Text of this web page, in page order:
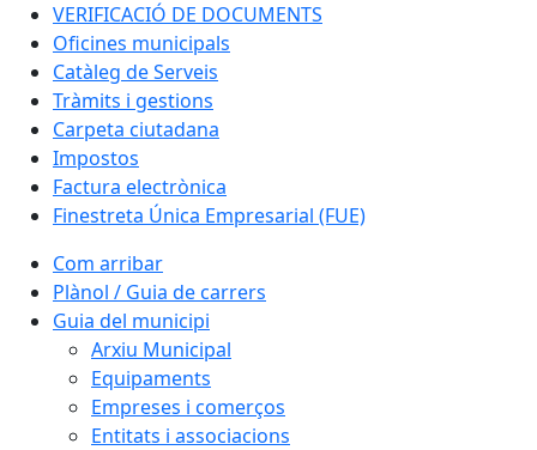
VERIFICACIÓ DE DOCUMENTS
Oficines municipals
Catàleg de Serveis
Tràmits i gestions
Carpeta ciutadana
Impostos
Factura electrònica
Finestreta Única Empresarial (FUE)
Com arribar
Plànol / Guia de carrers
Guia del municipi
Arxiu Municipal
Equipaments
Empreses i comerços
Entitats i associacions